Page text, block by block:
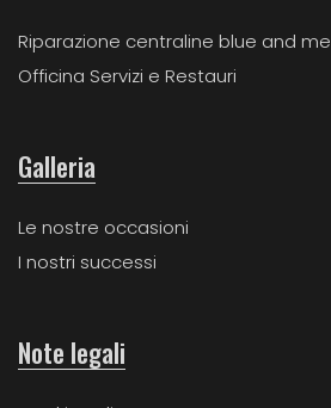
Riparazione centraline blue and me
Officina Servizi e Restauri
Galleria
Le nostre occasioni
I nostri successi
Note legali